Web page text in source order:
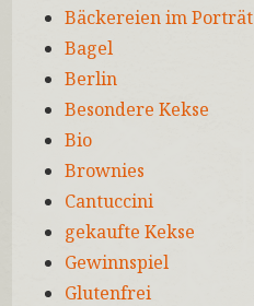
Bäckereien im Porträt
Bagel
Berlin
Besondere Kekse
Bio
Brownies
Cantuccini
gekaufte Kekse
Gewinnspiel
Glutenfrei